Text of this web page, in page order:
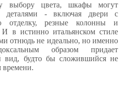
выбору цвета, шкафы могут
деталями - включая двери с
отделку, резные колонны и
в истинно итальянском стиле
отнюдь не идеально, но именно
образом придает
вид, будто бы сложившийся не
времени.